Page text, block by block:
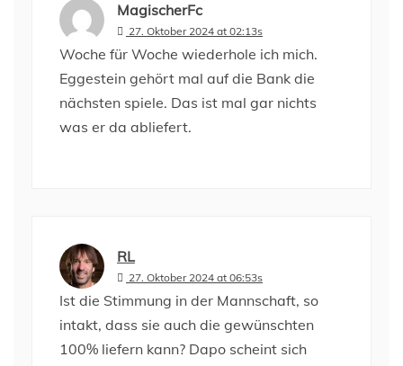
MagischerFc
27. Oktober 2024 at 02:13s
Woche für Woche wiederhole ich mich.
Eggestein gehört mal auf die Bank die
nächsten spiele. Das ist mal gar nichts
was er da abliefert.
RL
27. Oktober 2024 at 06:53s
Ist die Stimmung in der Mannschaft, so
intakt, dass sie auch die gewünschten
100% liefern kann? Dapo scheint sich